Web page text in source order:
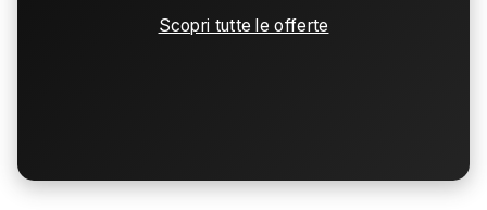
Scopri tutte le offerte